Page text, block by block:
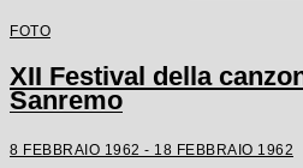
FOTO
XII Festival della
Sanremo
8 FEBBRAIO 1962 - 18 FEBBRAIO 1962